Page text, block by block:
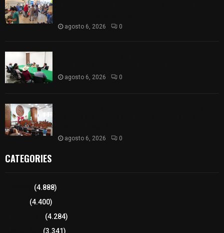
agosto 6, 2026 0
agosto 6, 2026 0
agosto 6, 2026 0
CATEGORIES
(4.888)
(4.400)
(4.284)
(3.341)